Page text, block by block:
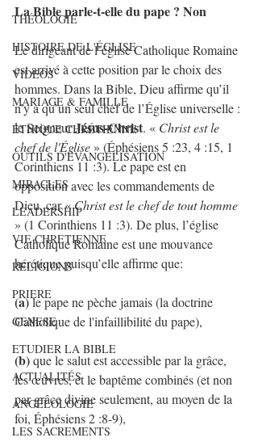
THÉOLOGIE
HISTOIRE DE L'ÉGLISE
VIDEOS
MARIAGE & FAMILLE
ÉTHIQUE CHRÉTIENNE
OUTILS D'EVANGELISATION
MIRACLES
LEADERSHIP
VIE CHRETIENNE
RELIGIONS
PRIERE
GENESE
ETUDIER LA BIBLE
ACTUALITÉS
ANGÉLOLOGIE
LES SACREMENTS
La Bible parle-t-elle du pape ? Non
Le dirigeant de l’église Catholique Romaine
est arrivé à cette position par le choix des
hommes. Dans la Bible, Dieu affirme qu’il
n’y a qu’un seul chef de l’Église universelle :
le Seigneur Jésus-Christ. « Christ est le
chef de l'Église » (Éphésiens 5 :23, 4 :15, 1
Corinthiens 11 :3). Le pape est en
opposition avec les commandements de
Dieu, car « Christ est le chef de tout homme
» (1 Corinthiens 11 :3). De plus, l’église
Catholique Romaine est une mouvance
hérétique puisqu’elle affirme que:
(a) le pape ne pèche jamais (la doctrine
Catholique de l'infaillibilité du pape),
(b) que le salut est accessible par la grâce,
les œuvres, et le baptême combinés (et non
par grâce divine seulement, au moyen de la
foi, Éphésiens 2 :8-9),